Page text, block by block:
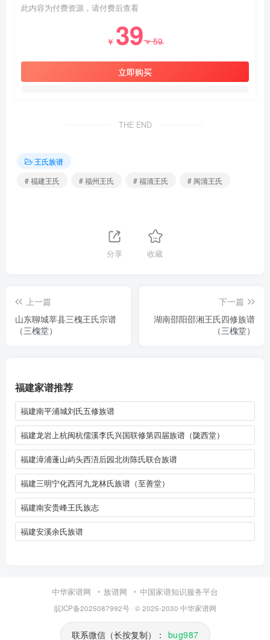
此内容为付费资源，请付费后查看
￥ 39￥59
立即购买
THE END
王氏族谱
# 福建王氏
# 福州王氏 # 福清王氏 # 闽清王氏
分享 收藏
上一篇
山东聊城莘县三槐王氏宗谱
（三槐堂）
下一篇
湖南邵阳邵湘王氏四修族谱
（三槐堂）
福建家谱推荐
福建南平浦城刘氏五修族谱
福建龙岩上杭闽杭儒溪李氏兴国联修第四届族谱（陇西堂）
福建漳浦蓬山屿头西浯后园北街陈氏联合族谱
福建三明宁化西河九龙林氏族谱（至善堂）
福建南安贵峰王氏族志
福建安溪余氏族谱
中华家谱网 族谱网 中国家谱知识服务平台
皖ICP备2025087992号· © 2025-2030 中华家谱网
联系微信（长按复制）： bug987